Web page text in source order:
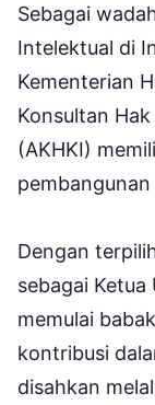
Sebagai
Intelektual di
Kementerian
Konsultan
(AKHKI)
Dengan
sebagai
memulai
kontribusi
disahkan